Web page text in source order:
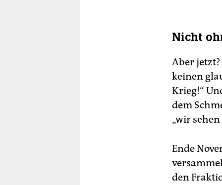
Nicht
Aber
keinen
Krieg!“
dem
„wir
Ende
den